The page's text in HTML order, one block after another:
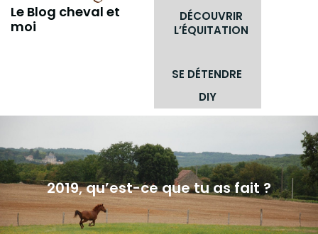
Le Blog cheval et
moi
DÉCOUVRIR
L’ÉQUITATION
SE DÉTENDRE
DIY
2019, qu’est-ce que tu as fait ?